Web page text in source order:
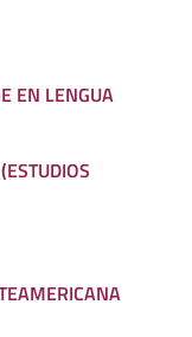
EN LENGUA